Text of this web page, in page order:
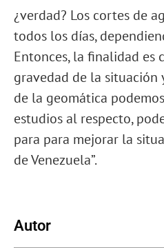
¿verdad? Los cortes de
todos los días,
Entonces, la finalidad es
gravedad de la situación
de la geomática
estudios al respecto,
para para mejorar la
de Venezuela”.
Autor